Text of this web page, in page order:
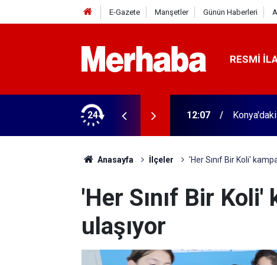
E-Gazete Manşetler Günün Haberleri
RESMI
24 12:07
Anasayfa İlçeler 'Her Sınıf Bir Koli'
'Her Sınıf Bir Koli'
ulaşıyor